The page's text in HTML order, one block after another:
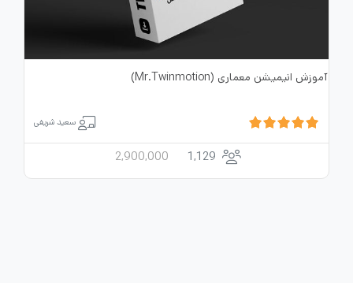
آموزش انیمیشن معماری (Mr.Twinmotion)
سعید شریفی
1,129
2,900,000